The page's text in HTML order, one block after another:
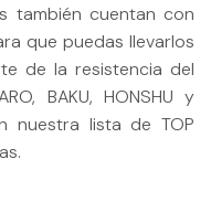
también cuentan con
que puedas llevarlos
de la resistencia del
BAKU, HONSHU y
nuestra lista de TOP